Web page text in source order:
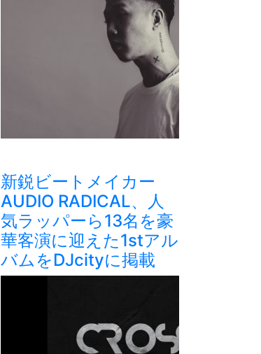
新鋭ビートメイカー
AUDIO RADICAL、人
気ラッパーら13名を豪
華客演に迎えた1stアル
バムをDJcityに掲載